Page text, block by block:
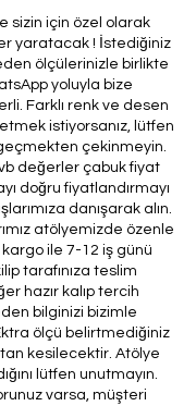
sizin için özel olarak
yaratacak ! İstediğiniz
ölçülerinizle birlikte
yoluyla bize
Farklı renk ve desen
istiyorsanız, lütfen
çekinmeyin.
değerler çabuk fiyat
doğru fiyatlandırmayı
danışarak alın.
atölyemizde özenle
ile 7-12 iş günü
tarafınıza teslim
hazır kalıp tercih
bilginizi bizimle
ölçü belirtmediğiniz
kesilecektir. Atölye
lütfen unutmayın.
varsa, müşteri